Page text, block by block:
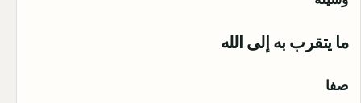
ما يتقرب به إلى الله
صفا